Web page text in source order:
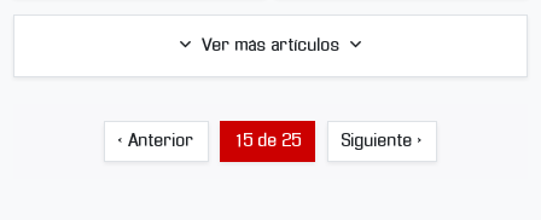
Ver más artículos
‹ Anterior 15 de 25 Siguiente ›